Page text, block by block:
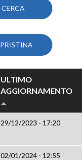
ULTIMO
AGGIORNAMENTO
29/12/2023 - 17:20
02/01/2024 - 12:55